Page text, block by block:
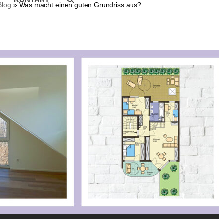
»Was macht einen guten Grundriss aus?